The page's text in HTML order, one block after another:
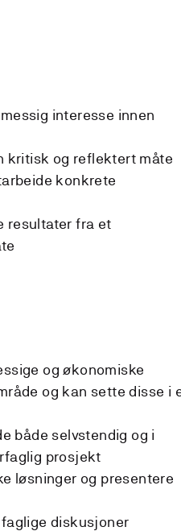
interesse innen
kritisk og reflektert måte
konkrete
resultater fra et
og økonomiske
og kan sette disse i
både selvstendig og i
prosjekt
løsninger og presentere
diskusjoner